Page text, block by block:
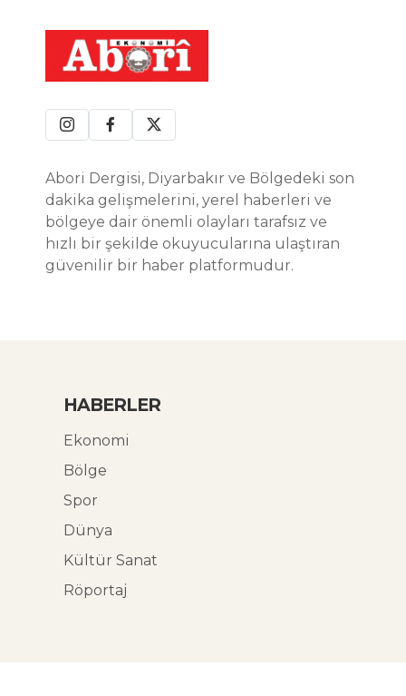
Abori Dergisi, Diyarbakır ve Bölgedeki son
dakika gelişmelerini, yerel haberleri ve
bölgeye dair önemli olayları tarafsız ve
hızlı bir şekilde okuyucularına ulaştıran
güvenilir bir haber platformudur.
HABERLER
Ekonomi
Bölge
Spor
Dünya
Kültür Sanat
Röportaj